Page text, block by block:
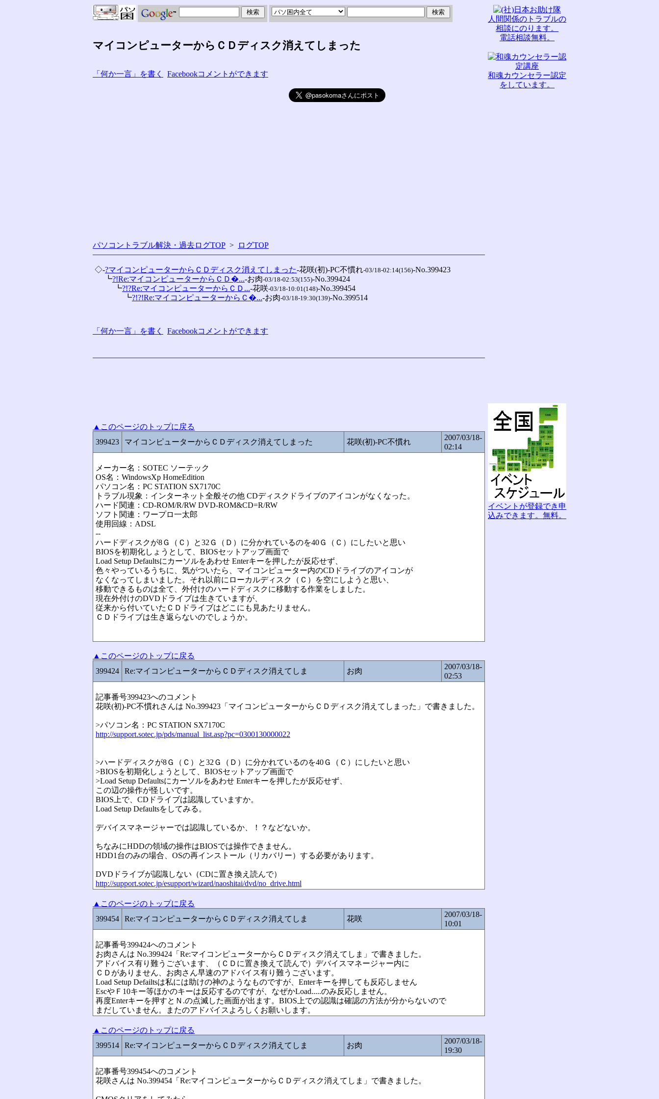
マイコンピューターからＣＤディスク消えてしまった
「何か一言」を書く Facebookコメントができます
パソコントラブル解決・過去ログTOP > ログTOP
◇-?マイコンピューターからＣＤディスク消えてしまった-花咲(初)-PC不慣れ-03/18-02:14(156)-No.399423
┗?!Re:マイコンピューターからＣＤ�...-お肉-03/18-02:53(155)-No.399424
┗?!?Re:マイコンピューターからＣＤ...-花咲-03/18-10:01(148)-No.399454
┗?!?!Re:マイコンピューターからＣ�...-お肉-03/18-19:30(139)-No.399514
「何か一言」を書く Facebookコメントができます
▲このページのトップに戻る
399423
マイコンピューターからＣＤディスク消えてしまった 花咲(初)-PC不慣れ
2007/03/18-
02:14
メーカー名：SOTEC ソーテック
OS名：WindowsXp HomeEdition
パソコン名：PC STATION SX7170C
トラブル現象：インターネット全般その他 CDディスクドライブのアイコンがなくなった。
ハード関連：CD-ROM/R/RW DVD-ROM&CD=R/RW
ソフト関連：ワープロ一太郎
使用回線：ADSL
--
ハードディスクが8Ｇ（Ｃ）と32Ｇ（Ｄ）に分かれているのを40Ｇ（Ｃ）にしたいと思い
BIOSを初期化しょうとして、BIOSセットアップ画面で
Load Setup Defaultsにカーソルをあわせ Enterキーを押したが反応せず、
色々やっているうちに、気がついたら、マイコンピューター内のCDドライブのアイコンが
なくなってしまいました。それ以前にローカルディスク（Ｃ）を空にしようと思い、
移動できるものは全て、外付けのハードディスクに移動する作業をしました。
現在外付けのDVDドライブは生きていますが、
従来から付いていたＣＤドライブはどこにも見あたりません。
ＣＤドライブは生き返らないのでしょうか。
▲このページのトップに戻る
399424
Re:マイコンピューターからＣＤディスク消えてしま お肉
2007/03/18-
02:53
記事番号399423へのコメント
花咲(初)-PC不慣れさんは No.399423「マイコンピューターからＣＤディスク消えてしまった」で書きました。
>パソコン名：PC STATION SX7170C
http://support.sotec.jp/pds/manual_list.asp?pc=0300130000022
>ハードディスクが8Ｇ（Ｃ）と32Ｇ（Ｄ）に分かれているのを40Ｇ（Ｃ）にしたいと思い
>BIOSを初期化しょうとして、BIOSセットアップ画面で
>Load Setup Defaultsにカーソルをあわせ Enterキーを押したが反応せず、
この辺の操作が怪しいです。
BIOS上で、CDドライブは認識していますか。
Load Setup Defaultsをしてみる。
デバイスマネージャーでは認識しているか、！？などないか。
ちなみにHDDの領域の操作はBIOSでは操作できません。
HDD1台のみの場合、OSの再インストール（リカバリー）する必要があります。
DVDドライブが認識しない（CDに置き換え読んで）
http://support.sotec.jp/esupport/wizard/naoshitai/dvd/no_drive.html
▲このページのトップに戻る
399454
Re:マイコンピューターからＣＤディスク消えてしま 花咲
2007/03/18-
10:01
記事番号399424へのコメント
お肉さんは No.399424「Re:マイコンピューターからＣＤディスク消えてしま」で書きました。
アドバイス有り難うございます、（ＣＤに置き換えて読んで）デバイスマネージャー内に
ＣＤがありません、お肉さん早速のアドバイス有り難うございます。
Load Setup Defailtsは私には助けの神のようなものですが、Enterキーを押しても反応しません
EscやＦ10キー等ほかのキーは反応するのですが、なぜかLoad.....のみ反応しません。
再度Enterキーを押すとＮ.の点滅した画面が出ます。BIOS上での認識は確認の方法が分からないので
まだしていません。またのアドバイスよろしくお願いします。
▲このページのトップに戻る
399514
Re:マイコンピューターからＣＤディスク消えてしま お肉
2007/03/18-
19:30
記事番号399454へのコメント
花咲さんは No.399454「Re:マイコンピューターからＣＤディスク消えてしま」で書きました。
人間関係のトラブルの
相談にのります。
電話相談無料。
和魂カウンセラー認定
をしています。
イベントが登録でき申
込みできます。無料。